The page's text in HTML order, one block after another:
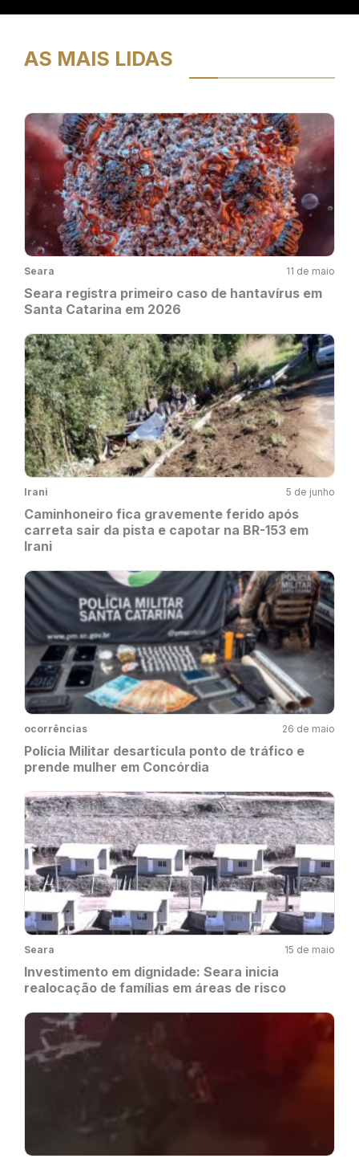
AS MAIS LIDAS
Seara 11 de maio
Seara registra primeiro caso de hantavírus em
Santa Catarina em 2026
Irani 5 de junho
Caminhoneiro fica gravemente ferido após
carreta sair da pista e capotar na BR-153 em
Irani
ocorrências 26 de maio
Polícia Militar desarticula ponto de tráfico e
prende mulher em Concórdia
Seara 15 de maio
Investimento em dignidade: Seara inicia
realocação de famílias em áreas de risco